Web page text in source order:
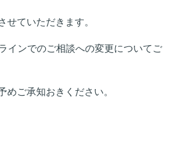
せていただきます。
インでのご相談への変更についてご
ご承知おきください。